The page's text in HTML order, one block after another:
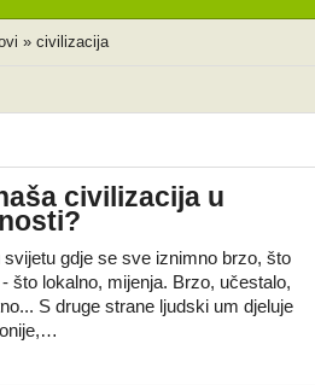
» civilizacija
civilizacija u
svijetu gdje se sve iznimno brzo, što
što lokalno, mijenja. Brzo, učestalo,
S druge strane ljudski um djeluje